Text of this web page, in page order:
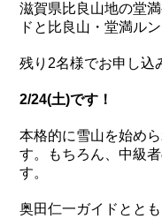
滋賀県比良山地の堂
ドと比良山・堂満ル
残り2名様でお申し込
2/24(土)です！
本格的に雪山を始め
す。もちろん、中級
す。
奥田仁一ガイドとと